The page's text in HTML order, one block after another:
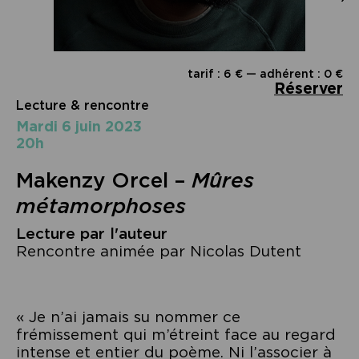
tarif : 6 € — adhérent : 0 €
Réserver
Lecture & rencontre
mardi 6 juin 2023
20h
Makenzy Orcel – Mûres
métamorphoses
Lecture par l'auteur
Rencontre animée par Nicolas Dutent
« Je n’ai jamais su nommer ce
frémissement qui m’étreint face au regard
intense et entier du poème. Ni l’associer à